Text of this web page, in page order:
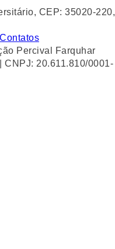
CEP: 35020-220,
Contatos
Percival Farquhar
CNPJ: 20.611.810/0001-